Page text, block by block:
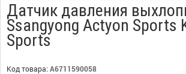
Датчик давления
Ssangyong Actyon Sports
Sports
Код товара: A6711590058